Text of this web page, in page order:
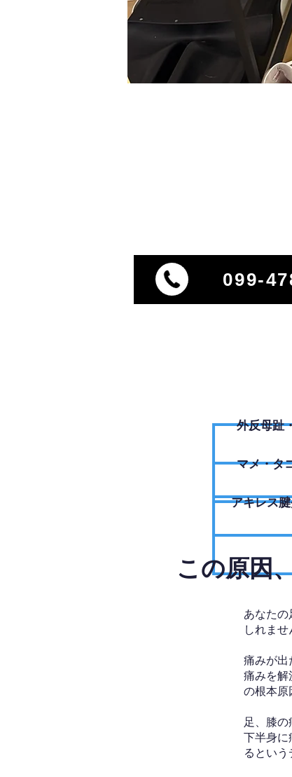
099-
外反母趾
マメ・タ
アキレス
この原因
あなたの
しれませ
痛みが出
痛みを解
の根本原
足、膝の
下半身に
るという